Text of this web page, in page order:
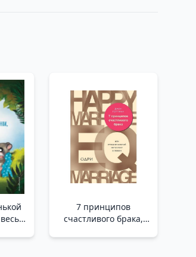
7 принципов
счастливого брака,